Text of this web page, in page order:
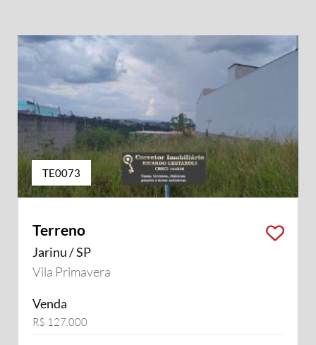
TE0073
Terreno
Jarinu / SP
Vila Primavera
Venda
R$ 127.000